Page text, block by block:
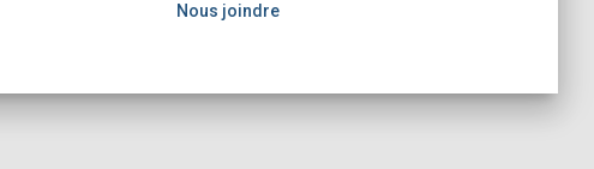
Nous joindre